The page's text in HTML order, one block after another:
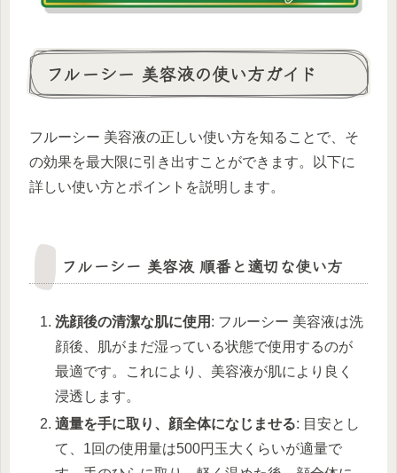
フルーシー 美容液の使い方ガイド
フルーシー 美容液の正しい使い方を知ることで、そ
の効果を最大限に引き出すことができます。以下に
詳しい使い方とポイントを説明します。
フルーシー 美容液 順番と適切な使い方
洗顔後の清潔な肌に使用 : フルーシー 美容液は洗
顔後、肌がまだ湿っている状態で使用するのが
最適です。これにより、美容液が肌により良く
浸透します。
適量を手に取り、顔全体になじませる: 目安とし
て、1回の使用量は500円玉大くらいが適量で